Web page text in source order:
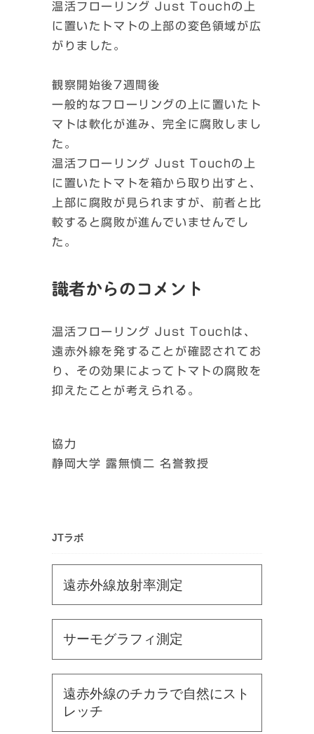
温活フローリング Just Touchの上
に置いたトマトの上部の変色領域が広
がりました。
観察開始後7週間後
一般的なフローリングの上に置いたト
マトは軟化が進み、完全に腐敗しまし
た。
温活フローリング Just Touchの上
に置いたトマトを箱から取り出すと、
上部に腐敗が見られますが、前者と比
較すると腐敗が進んでいませんでし
た。
識者からのコメント
温活フローリング Just Touchは、
遠赤外線を発することが確認されてお
り、その効果によってトマトの腐敗を
抑えたことが考えられる。
協力
静岡大学 露無慎二 名誉教授
JTラボ
遠赤外線放射率測定
サーモグラフィ測定
遠赤外線のチカラで自然にスト
レッチ